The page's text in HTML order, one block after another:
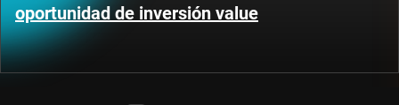
oportunidad de inversión value